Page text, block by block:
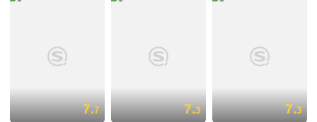
7.7 7.3 7.3